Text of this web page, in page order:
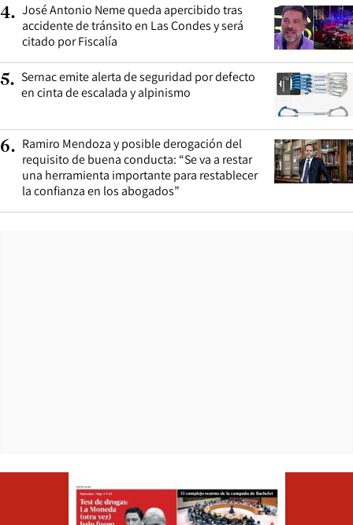
4. José Antonio Neme queda apercibido tras
accidente de tránsito en Las Condes y será
citado por Fiscalía
5. Sernac emite alerta de seguridad por defecto
en cinta de escalada y alpinismo
6. Ramiro Mendoza y posible derogación del
requisito de buena conducta: “Se va a restar
una herramienta importante para restablecer
la confianza en los abogados”